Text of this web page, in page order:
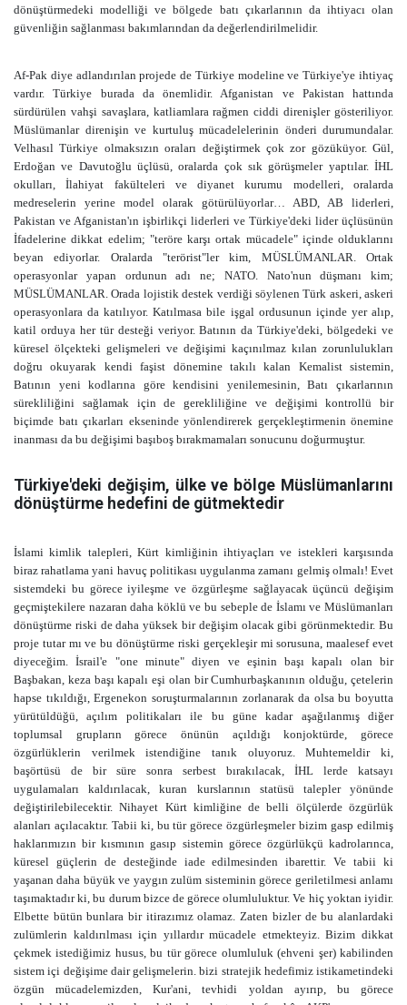
dönüştürmedeki modelliği ve bölgede batı çıkarlarının da ihtiyacı olan
güvenliğin sağlanması bakımlarından da değerlendirilmelidir.
Af-Pak diye adlandırılan projede de Türkiye modeline ve Türkiye'ye ihtiyaç
vardır. Türkiye burada da önemlidir. Afganistan ve Pakistan hattında
sürdürülen vahşi savaşlara, katliamlara rağmen ciddi direnişler gösteriliyor.
Müslümanlar direnişin ve kurtuluş mücadelelerinin önderi durumundalar.
Velhasıl Türkiye olmaksızın oraları değiştirmek çok zor gözüküyor. Gül,
Erdoğan ve Davutoğlu üçlüsü, oralarda çok sık görüşmeler yaptılar. İHL
okulları, İlahiyat fakülteleri ve diyanet kurumu modelleri, oralarda
medreselerin yerine model olarak götürülüyorlar… ABD, AB liderleri,
Pakistan ve Afganistan'ın işbirlikçi liderleri ve Türkiye'deki lider üçlüsünün
İfadelerine dikkat edelim; "teröre karşı ortak mücadele" içinde olduklarını
beyan ediyorlar. Oralarda "terörist"ler kim, MÜSLÜMANLAR. Ortak
operasyonlar yapan ordunun adı ne; NATO. Nato'nun düşmanı kim;
MÜSLÜMANLAR. Orada lojistik destek verdiği söylenen Türk askeri, askeri
operasyonlara da katılıyor. Katılmasa bile işgal ordusunun içinde yer alıp,
katil orduya her tür desteği veriyor. Batının da Türkiye'deki, bölgedeki ve
küresel ölçekteki gelişmeleri ve değişimi kaçınılmaz kılan zorunlulukları
doğru okuyarak kendi faşist dönemine takılı kalan Kemalist sistemin,
Batının yeni kodlarına göre kendisini yenilemesinin, Batı çıkarlarının
sürekliliğini sağlamak için de gerekliliğine ve değişimi kontrollü bir
biçimde batı çıkarları ekseninde yönlendirerek gerçekleştirmenin önemine
inanması da bu değişimi başıboş bırakmamaları sonucunu doğurmuştur.
Türkiye'deki değişim, ülke ve bölge Müslümanlarını
dönüştürme hedefini de gütmektedir
İslami kimlik talepleri, Kürt kimliğinin ihtiyaçları ve istekleri karşısında
biraz rahatlama yani havuç politikası uygulanma zamanı gelmiş olmalı! Evet
sistemdeki bu görece iyileşme ve özgürleşme sağlayacak üçüncü değişim
geçmiştekilere nazaran daha köklü ve bu sebeple de İslamı ve Müslümanları
dönüştürme riski de daha yüksek bir değişim olacak gibi görünmektedir. Bu
proje tutar mı ve bu dönüştürme riski gerçekleşir mi sorusuna, maalesef evet
diyeceğim. İsrail'e "one minute" diyen ve eşinin başı kapalı olan bir
Başbakan, keza başı kapalı eşi olan bir Cumhurbaşkanının olduğu, çetelerin
hapse tıkıldığı, Ergenekon soruşturmalarının zorlanarak da olsa bu boyutta
yürütüldüğü, açılım politikaları ile bu güne kadar aşağılanmış diğer
toplumsal grupların görece önünün açıldığı konjoktürde, görece
özgürlüklerin verilmek istendiğine tanık oluyoruz. Muhtemeldir ki,
başörtüsü de bir süre sonra serbest bırakılacak, İHL lerde katsayı
uygulamaları kaldırılacak, kuran kurslarının statüsü talepler yönünde
değiştirilebilecektir. Nihayet Kürt kimliğine de belli ölçülerde özgürlük
alanları açılacaktır. Tabii ki, bu tür görece özgürleşmeler bizim gasp edilmiş
haklarımızın bir kısmının gasıp sistemin görece özgürlükçü kadrolarınca,
küresel güçlerin de desteğinde iade edilmesinden ibarettir. Ve tabii ki
yaşanan daha büyük ve yaygın zulüm sisteminin görece geriletilmesi anlamı
taşımaktadır ki, bu durum bizce de görece olumluluktur. Ve hiç yoktan iyidir.
Elbette bütün bunlara bir itirazımız olamaz. Zaten bizler de bu alanlardaki
zulümlerin kaldırılması için yıllardır mücadele etmekteyiz. Bizim dikkat
çekmek istediğimiz husus, bu tür görece olumluluk (ehveni şer) kabilinden
sistem içi değişime dair gelişmelerin. bizi stratejik hedefimiz istikametindeki
özgün mücadelemizden, Kur'ani, tevhidi yoldan ayırıp, bu görece